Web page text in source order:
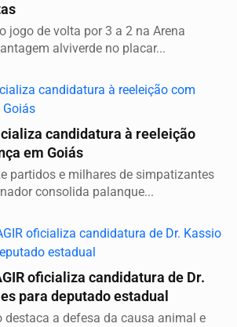
jogo de volta por 3 a 2 na Arena
alviverde no placar...
candidatura à reeleição
em Goiás
partidos e milhares de simpatizantes
consolida palanque...
oficializa candidatura de Dr.
para deputado estadual
destaca a defesa da causa animal e